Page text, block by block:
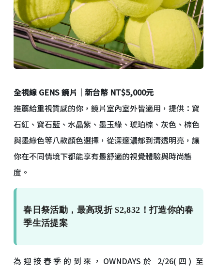
全視線 GENS 鏡片｜新台幣 NT$5,000元
推薦給重視質感的你，鏡片室內室外皆適用，提供：寶
石紅、寶石藍、水晶紫、墨玉綠、琥珀棕、灰色、棕色
與墨綠色等八款顏色選擇，從深邃濃郁到清透明亮，讓
你在不同情境下都能享有最舒適的視覺體驗與時尚態
度。
春日祭活動，最高現折 $2,832！打造你的春
季生活提案
為迎接春季的到來，OWNDAYS於 2/26(四) 至